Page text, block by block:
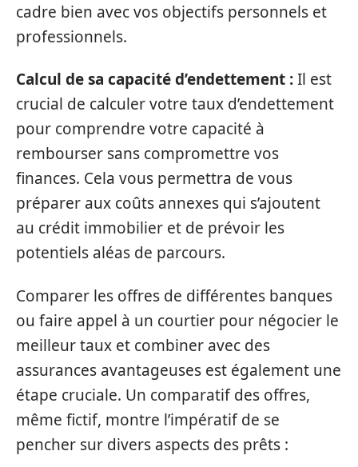
cadre bien avec vos objectifs personnels et
professionnels.
Calcul de sa capacité d’endettement :Il est
crucial de calculer votre taux d’endettement
pour comprendre votre capacité à
rembourser sans compromettre vos
finances. Cela vous permettra de vous
préparer aux coûts annexes qui s’ajoutent
au crédit immobilier et de prévoir les
potentiels aléas de parcours.
Comparer les offres de différentes banques
ou faire appel à un courtier pour négocier le
meilleur taux et combiner avec des
assurances avantageuses est également une
étape cruciale. Un comparatif des offres,
même fictif, montre l’impératif de se
pencher sur divers aspects des prêts :